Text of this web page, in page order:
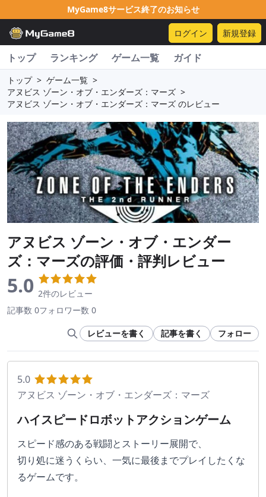
MyGame8サービス終了のお知らせ
ログイン 新規登録
トップ ランキング ゲーム一覧 ガイド
トップ > ゲーム一覧 >
アヌビス ゾーン・オブ・エンダーズ：マーズ >
アヌビス ゾーン・オブ・エンダーズ：マーズ のレビュー
アヌビス ゾーン・オブ・エンダー
ズ：マーズの評価・評判レビュー
5.0 2件のレビュー
記事数 0フォロワー数 0
レビューを書く 記事を書く フォロー
5.0
アヌビス ゾーン・オブ・エンダーズ：マーズ
ハイスピードロボットアクションゲーム
スピード感のある戦闘とストーリー展開で、
切り処に迷うくらい、一気に最後までプレイしたくな
るゲームです。